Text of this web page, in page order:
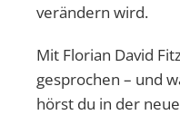
verändern wird.
Mit Florian David
gesprochen – und
hörst du in der